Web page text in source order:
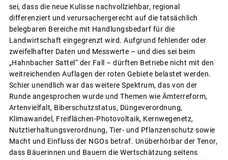
sei, dass die neue Kulisse nachvollziehbar, regional
differenziert und verursachergerecht auf die tatsächlich
belegbaren Bereiche mit Handlungsbedarf für die
Landwirtschaft eingegrenzt wird. Aufgrund fehlender oder
zweifelhafter Daten und Messwerte – und dies sei beim
„Hahnbacher Sattel“ der Fall – dürften Betriebe nicht mit den
weitreichenden Auflagen der roten Gebiete belastet werden.
Schier unendlich war das weitere Spektrum, das von der
Runde angesprochen wurde und Themen wie Ämterreform,
Artenvielfalt, Biberschutzstatus, Düngeverordnung,
Klimawandel, Freiflächen-Photovoltaik, Kernwegenetz,
Nutztierhaltungsverordnung, Tier- und Pflanzenschutz sowie
Macht und Einfluss der NGOs betraf. Unüberhörbar der Tenor,
dass Bäuerinnen und Bauern die Wertschätzung seitens